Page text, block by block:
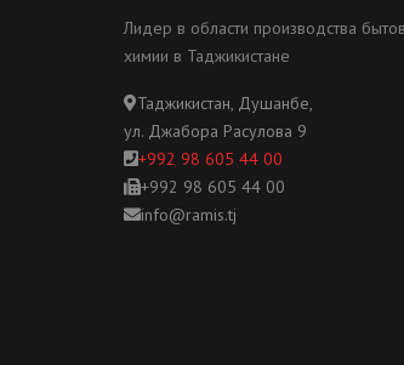
Лидер в области производства
химии в Таджикистане
Таджикистан, Душанбе,
ул. Джабора Расулова 9
+992 98 605 44 00
+992 98 605 44 00
info@ramis.tj